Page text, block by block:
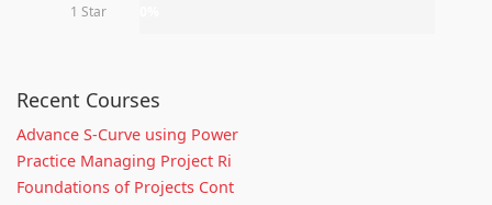
1 Star
Recent Courses
Advance S-Curve using Power
Practice Managing Project Ri
Foundations of Projects Cont